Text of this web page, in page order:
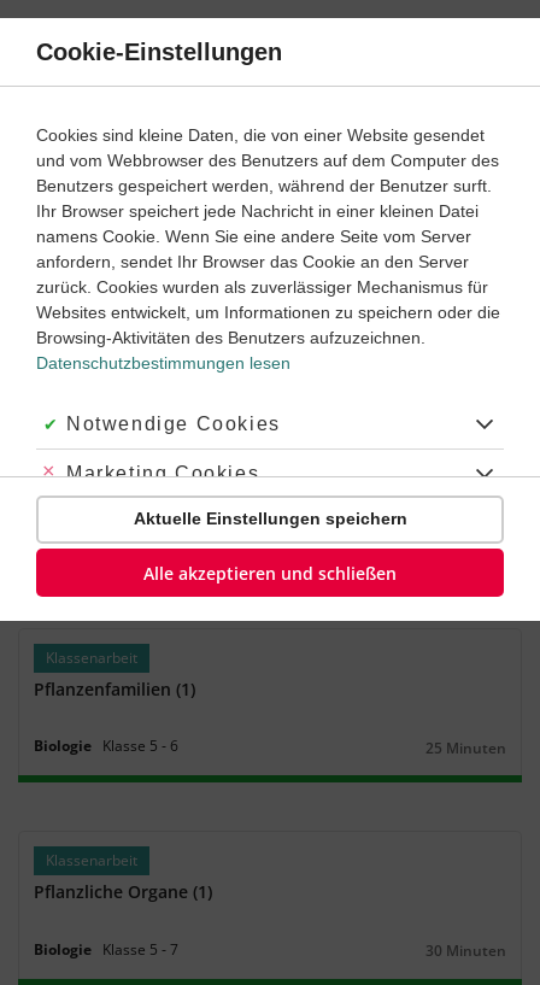
Direkt
Inhalt
Klassenarbeiten und Abiturprüfungen
Klassenarbeit
Fortpflanzung und Entwicklung bei Pflanzen (1)
Biologie Klasse7‐8
Klassenarbeit
Biologie Klasse7‐8
Dauer:
30 Minuten
Klassenarbeit
Pflanzenfamilien (1)
Biologie Klasse 5 ‐ 6
Dauer:
25 Minuten
Klassenarbeit
Pflanzliche Organe (1)
Biologie Klasse 5 ‐7
Dauer:
30 Minuten
Cookie-Einstellungen
Cookies sind kleine Daten, die von einer Website gesendet
und vom Webbrowser des Benutzers auf dem Computer des
Benutzers gespeichert werden, während der Benutzer surft.
Ihr Browser speichert jede Nachricht in einer kleinen Datei
namens Cookie. Wenn Sie eine andere Seite vom Server
anfordern, sendet Ihr Browser das Cookie an den Server
zurück. Cookies wurden als zuverlässiger Mechanismus für
Websites entwickelt, um Informationen zu speichern oder die
Browsing-Aktivitäten des Benutzers aufzuzeichnen.
Datenschutzbestimmungen lesen
Akzeptiert:
Notwendige Cookies
Abgelehnt:
Marketing Cookies
Abgelehnt:
Personalisierungs-Cookies
Aktuelle Einstellungen speichern
Alle akzeptieren und schließen